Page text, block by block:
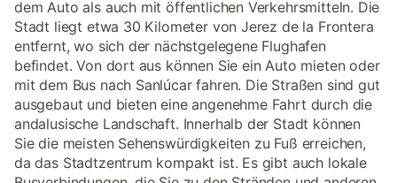
dem Auto als auch mit öffentlichen Verkehrsmitteln. Die
Stadt liegt etwa 30 Kilometer von Jerez de la Frontera
entfernt, wo sich der nächstgelegene Flughafen
befindet. Von dort aus können Sie ein Auto mieten oder
mit dem Bus nach Sanlúcar fahren. Die Straßen sind gut
ausgebaut und bieten eine angenehme Fahrt durch die
andalusische Landschaft. Innerhalb der Stadt können
Sie die meisten Sehenswürdigkeiten zu Fuß erreichen,
da das Stadtzentrum kompakt ist. Es gibt auch lokale